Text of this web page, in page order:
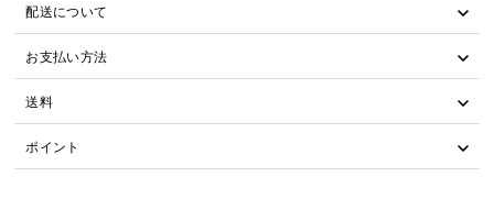
配送について
お支払い方法
送料
ポイント